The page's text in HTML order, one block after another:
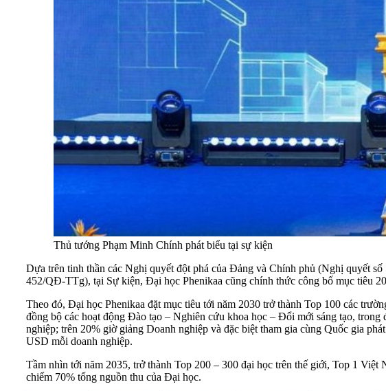
Thủ tướng Phạm Minh Chính phát biểu tại sự kiện
Dựa trên tinh thần các Nghị quyết đột phá của Đảng và Chính phủ (Nghị quyết
452/QĐ-TTg), tại Sự kiện, Đại học Phenikaa cũng chính thức công bố mục tiêu
Theo đó, Đại học Phenikaa đặt mục tiêu tới năm 2030 trở thành Top 100 các
đồng bộ các hoạt động Đào tạo – Nghiên cứu khoa học – Đổi mới sáng tạo,
nghiệp; trên 20% giờ giảng Doanh nghiệp và đặc biệt tham gia cùng Quốc gia
USD mỗi doanh nghiệp.
Tầm nhìn tới năm 2035, trở thành Top 200 – 300 đại học trên thế giới, Top 1
chiếm 70% tổng nguồn thu của Đại học.